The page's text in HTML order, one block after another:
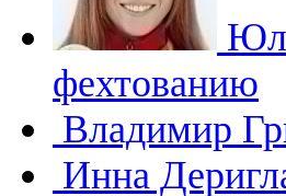
фехтованию
Владимир
Инна